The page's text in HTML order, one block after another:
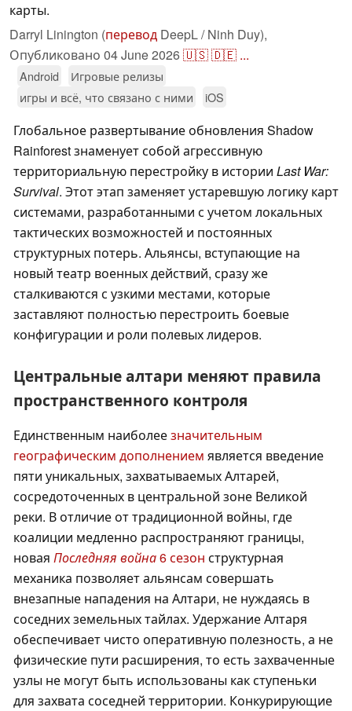
карты.
Darryl Linington (перевод DeepL / Ninh Duy),
Опубликовано 04 June 2026🇺🇸🇩🇪 ...
Android
Игровые релизы
игры и всё, что связано с ними
iOS
Глобальное развертывание обновления Shadow
Rainforest знаменует собой агрессивную
территориальную перестройку в истории Last War:
Survival. Этот этап заменяет устаревшую логику карт
системами, разработанными с учетом локальных
тактических возможностей и постоянных
структурных потерь. Альянсы, вступающие на
новый театр военных действий, сразу же
сталкиваются с узкими местами, которые
заставляют полностью перестроить боевые
конфигурации и роли полевых лидеров.
Центральные алтари меняют правила
пространственного контроля
Единственным наиболеезначительным
географическим дополнением является введение
пяти уникальных, захватываемых Алтарей,
сосредоточенных в центральной зоне Великой
реки. В отличие от традиционной войны, где
коалиции медленно распространяют границы,
новая Последняя война6 сезон структурная
механика позволяет альянсам совершать
внезапные нападения на Алтари, не нуждаясь в
соседних земельных тайлах. Удержание Алтаря
обеспечивает чисто оперативную полезность, а не
физические пути расширения, то есть захваченные
узлы не могут быть использованы как ступеньки
для захвата соседней территории. Конкурирующие